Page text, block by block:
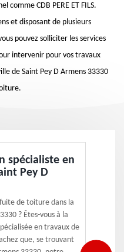
CDB PERE ET FILS.
et disposant de plusieurs
pouvez solliciter les services
intervenir pour vos travaux
de Saint Pey D Armens 33330
spécialiste en
Pey D
de toiture dans la
? Êtes-vous à la
en travaux de
que, se trouvant